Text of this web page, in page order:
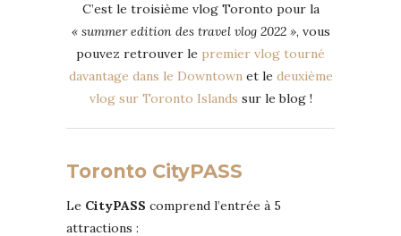
C’est le troisième vlog Toronto pour la
« summer edition des travel vlog 2022 », vous
pouvez retrouver le premier vlog tourné
davantage dans le Downtownet le deuxième
vlog sur Toronto Islands sur le blog !
Toronto CityPASS
Le CityPASS comprend l’entrée à 5
attractions :